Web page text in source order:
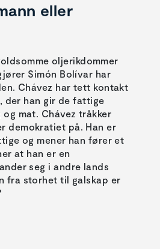
eller
oljerikdommer
Simón Bolívar har
Chávez har tett kontakt
der han gir de fattige
mat. Chávez tråkker
demokratiet på. Han er
og mener han fører et
at han er en
seg i andre lands
fra storhet til galskap er